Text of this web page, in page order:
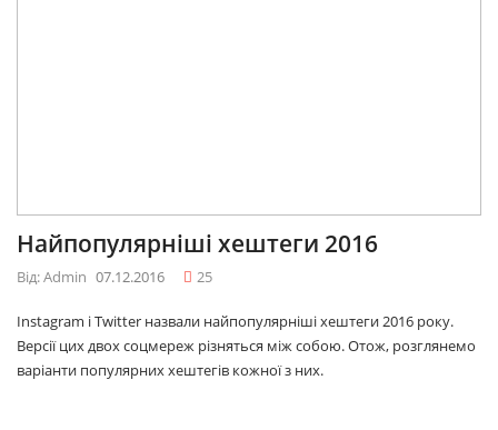
Найпопулярніші хештеги 2016
Від: Admin 07.12.2016 25
Instagram і Twitter назвали найпопулярніші хештеги 2016 року.
Версії цих двох соцмереж різняться між собою. Отож, розглянемо
варіанти популярних хештегів кожної з них.